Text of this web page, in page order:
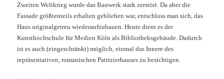
Zweiten Weltkrieg wurde das Bauwerk stark zerstört. Da aber die
Fassade größtenteils erhalten geblieben war, entschloss man sich, das
Haus originalgetreu wiederaufzubauen. Heute dient es der
Kunsthochschule für Medien Köln als Bibliotheksgebäude. Dadurch
ist es auch (eingeschränkt) möglich, einmal das Innere des
repräsentativen, romanischen Patrizierhauses zu besichtigen.